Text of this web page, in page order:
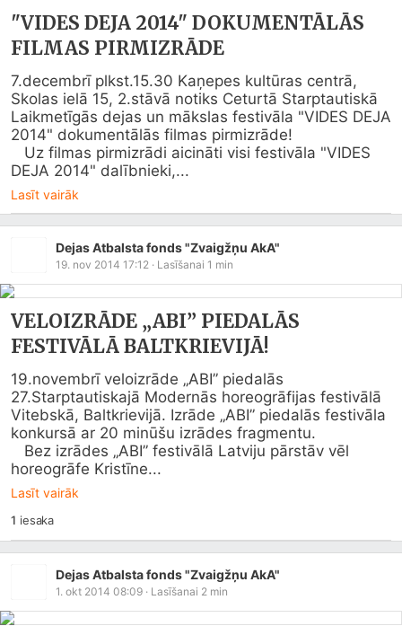
"VIDES DEJA 2014" DOKUMENTĀLĀS
FILMAS PIRMIZRĀDE
7.decembrī plkst.15.30 Kaņepes kultūras centrā,
Skolas ielā 15, 2.stāvā notiks Ceturtā Starptautiskā
Laikmetīgās dejas un mākslas festivāla "VIDES DEJA
2014" dokumentālās filmas pirmizrāde!
DEJA 2014" dalībnieki,...
Lasīt vairāk
Dejas Atbalsta fonds "Zvaigžņu AkA"
19. nov 2014 17:12 · Lasīšanai 1 min
VELOIZRĀDE „ABI” PIEDALĀS
FESTIVĀLĀ BALTKRIEVIJĀ!
19.novembrī veloizrāde „ABI” piedalās
27.Starptautiskajā Modernās horeogrāfijas festivālā
Vitebskā, Baltkrievijā. Izrāde „ABI” piedalās festivāla
konkursā ar 20 minūšu izrādes fragmentu.
horeogrāfe Kristīne...
Lasīt vairāk
1 iesaka
Dejas Atbalsta fonds "Zvaigžņu AkA"
1. okt 2014 08:09 · Lasīšanai 2 min